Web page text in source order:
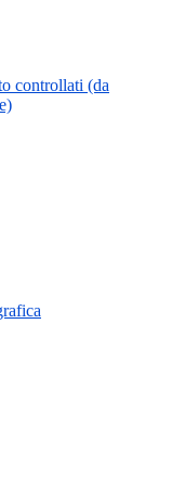
controllati (da